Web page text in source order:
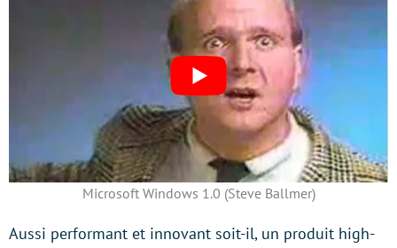
Microsoft Windows 1.0 (Steve Ballmer)
Aussi performant et innovant soit-il, un produit high-